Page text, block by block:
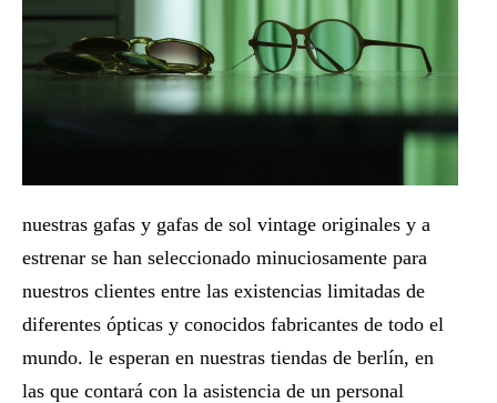
nuestras gafas y gafas de sol vintage originales y a
estrenar se han seleccionado minuciosamente para
nuestros clientes entre las existencias limitadas de
diferentes ópticas y conocidos fabricantes de todo el
mundo. le esperan en nuestras tiendas de berlín, en
las que contará con la asistencia de un personal